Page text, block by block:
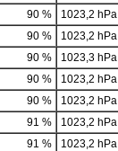
90 % 1023,2 hPa
90 % 1023,2 hPa
90 % 1023,3 hPa
90 % 1023,2 hPa
90 % 1023,2 hPa
91 % 1023,2 hPa
91 % 1023,2 hPa